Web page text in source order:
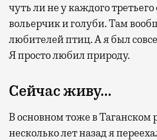
чуть ли не у каждого
вольерчик и голуби. Там
любителей птиц. А я был
Я просто любил природу.
Сейчас живу…
В основном тоже в Таганском
несколько лет назад я